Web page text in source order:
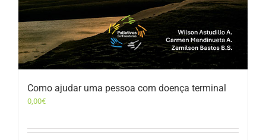
Como ajudar uma pessoa com doença terminal
0,00€